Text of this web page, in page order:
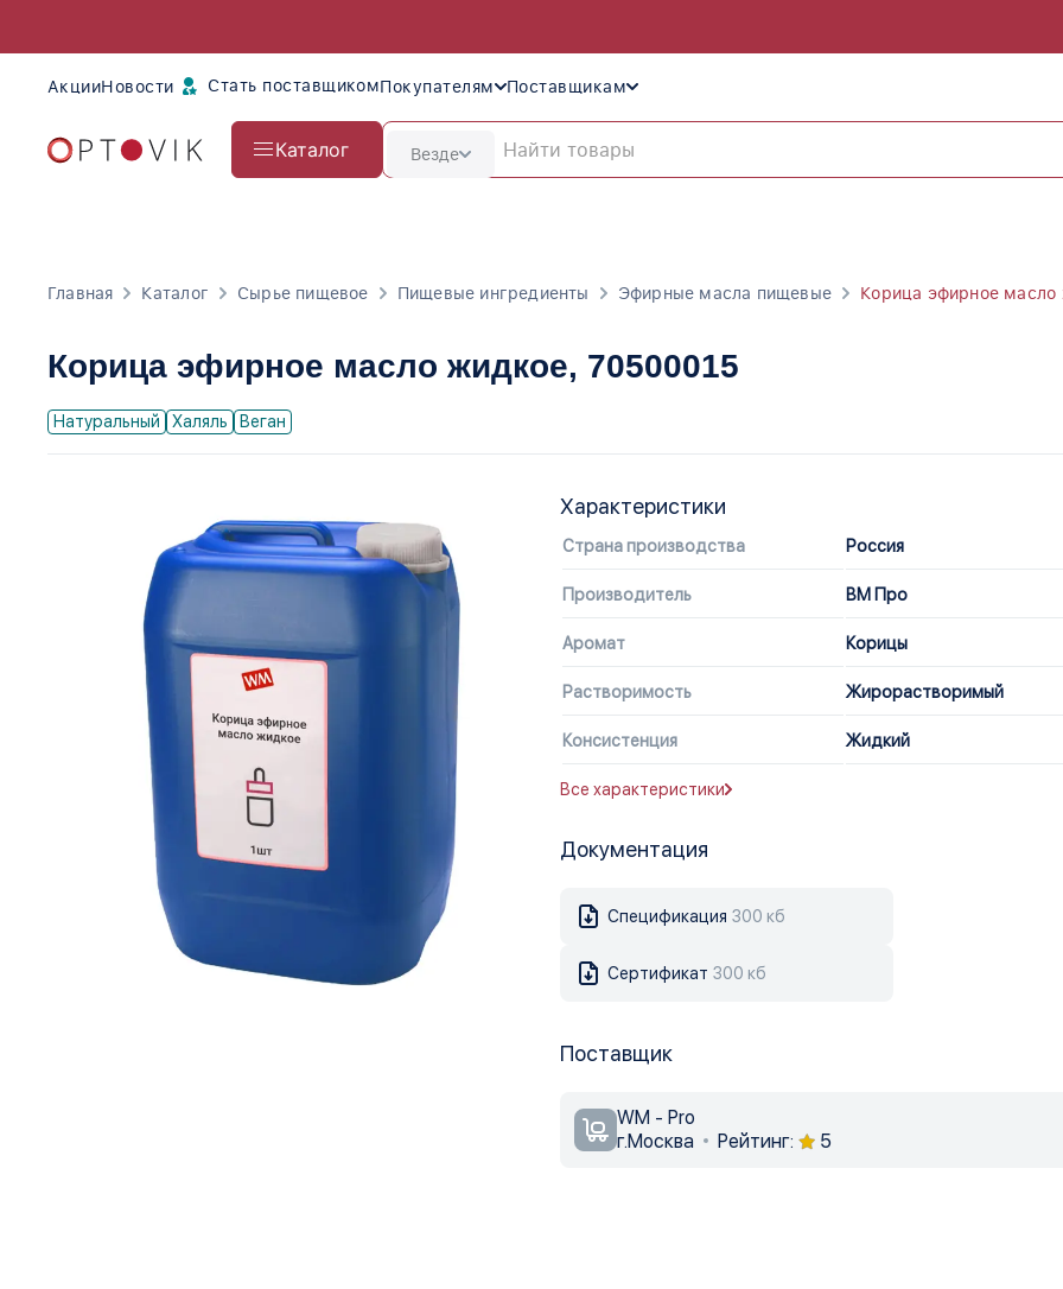
АкцииНовости Стать поставщикомПокупателям Поставщикам
Каталог Везде
Главная Каталог Сырье пищевое Пищевые ингредиенты Эфирные масла пищевые Корица эфирное масло
Корица эфирное масло жидкое, 70500015
Натуральный Халяль Веган
Характеристики
Страна производства Россия
Производитель ВМ Про
Аромат Корицы
Растворимость Жирорастворимый
Консистенция Жидкий
Все характеристики
Документация
Спецификация 300 кб
Сертификат 300 кб
Поставщик
WM - Pro
г.Москва
Рейтинг: 5